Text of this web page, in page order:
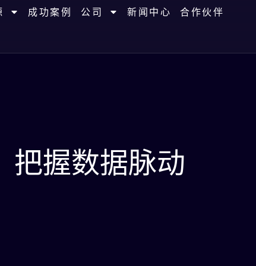
成功案例 公司 新闻中心 合作伙伴
把握数据脉动